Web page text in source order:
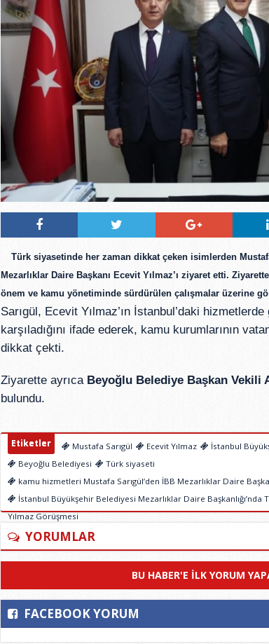
Türk siyasetinde her zaman dikkat çeken isimlerden
Mezarlıklar Daire Başkanı Ecevit Yılmaz’ı ziyaret etti.
önem ve kamu yönetiminde sürdürülen çalışmalar üzerine
Sarıgül, Ecevit Yılmaz’ın İstanbul’daki
karşıladığını ifade ederek, kamu kurumlarının
dikkat çekti.
Ziyarette ayrıca Beyoğlu Belediye Başkan Vekili
bulundu.
Etiketler Mustafa Sarıgül Ecevit Yılmaz İstanbul
Beyoğlu Belediyesi
Türk siyaseti
kamu hizmetleri Mustafa Sarıgül’den İBB Mezarlıklar Daire
İstanbul Büyükşehir Belediyesi Mezarlıklar Daire
Yılmaz Görüşmesi
YORUMLAR
BU HABER'E ILK YORUM
FACEBOOK YORUM